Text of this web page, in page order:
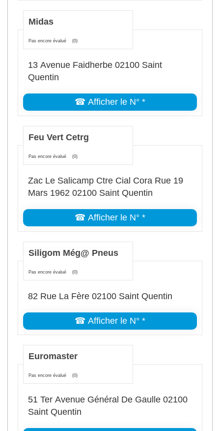
Midas
Pas encore évalué (0)
13 Avenue Faidherbe 02100 Saint
Quentin
☎ Afficher le N° *
Feu Vert Cetrg
Pas encore évalué (0)
Zac Le Salicamp Ctre Cial Cora Rue 19
Mars 1962 02100 Saint Quentin
☎ Afficher le N° *
Siligom Még@ Pneus
Pas encore évalué (0)
82 Rue La Fère 02100 Saint Quentin
☎ Afficher le N° *
Euromaster
Pas encore évalué (0)
51 Ter Avenue Général De Gaulle 02100
Saint Quentin